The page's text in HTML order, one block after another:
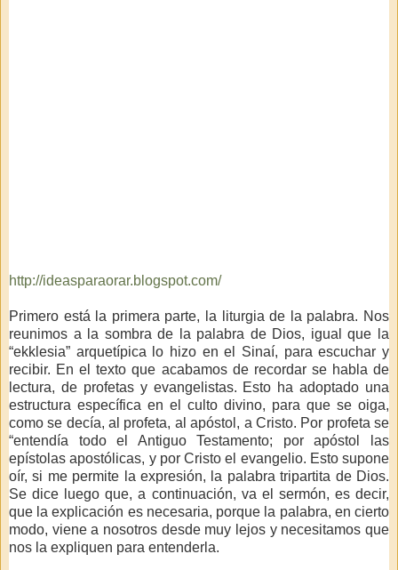
http://ideasparaorar.blogspot.com/
Primero está la primera parte, la liturgia de la palabra. Nos
reunimos a la sombra de la palabra de Dios, igual que la
“ekklesia” arquetípica lo hizo en el Sinaí, para escuchar y
recibir. En el texto que acabamos de recordar se habla de
lectura, de profetas y evangelistas. Esto ha adoptado una
estructura específica en el culto divino, para que se oiga,
como se decía, al profeta, al apóstol, a Cristo. Por profeta se
“entendía todo el Antiguo Testamento; por apóstol las
epístolas apostólicas, y por Cristo el evangelio. Esto supone
oír, si me permite la expresión, la palabra tripartita de Dios.
Se dice luego que, a continuación, va el sermón, es decir,
que la explicación es necesaria, porque la palabra, en cierto
modo, viene a nosotros desde muy lejos y necesitamos que
nos la expliquen para entenderla.